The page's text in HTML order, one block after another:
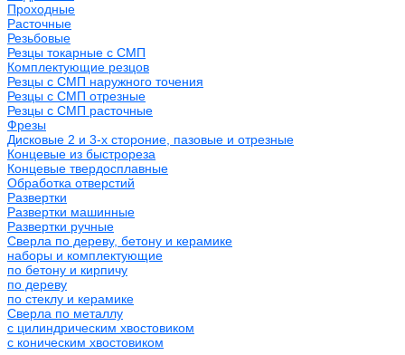
Проходные
Расточные
Резьбовые
Резцы токарные с СМП
Комплектующие резцов
Резцы с СМП наружного точения
Резцы с СМП отрезные
Резцы с СМП расточные
Фрезы
Дисковые 2 и 3-х стороние, пазовые и отрезные
Концевые из быстрореза
Концевые твердосплавные
Обработка отверстий
Развертки
Развертки машинные
Развертки ручные
Сверла по дереву, бетону и керамике
наборы и комплектующие
по бетону и кирпичу
по дереву
по стеклу и керамике
Сверла по металлу
c цилиндрическим хвостовиком
c коническим хвостовиком